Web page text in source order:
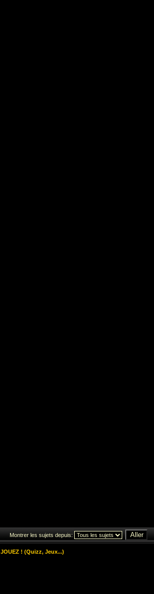
Montrer les sujets depuis:
JOUEZ ! (Quizz, Jeux...)